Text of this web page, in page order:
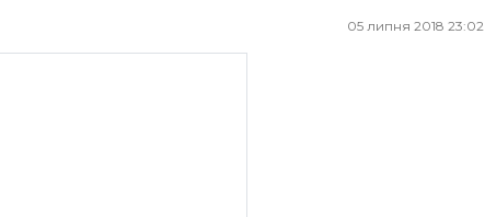
05 липня 2018 23:02